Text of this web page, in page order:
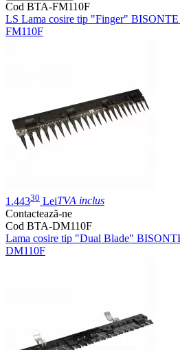
Cod BTA-FM110F
LS Lama cosire tip "Finger"
FM110F
1.44330 LeiTVA inclus
Contactează-ne
Cod BTA-DM110F
Lama cosire tip "Dual Blade"
DM110F